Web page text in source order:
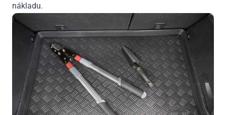
nákladu.